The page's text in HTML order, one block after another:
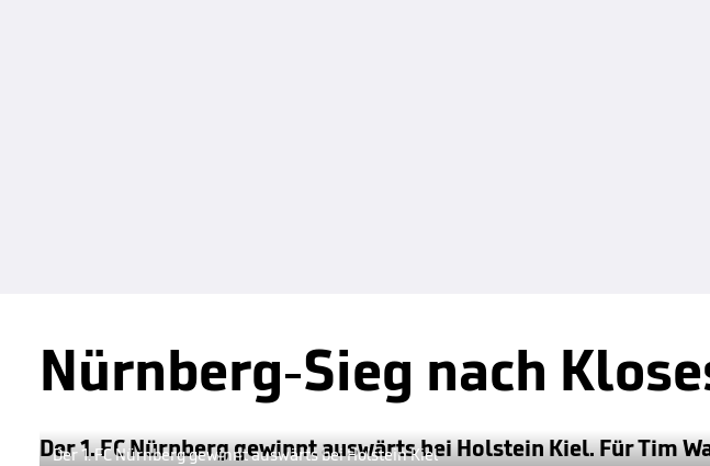
Nürnberg-Sieg nach
Der 1. FC Nürnberg gewinnt auswärts bei Holstein Kiel. Für Tim
Der 1. FC Nürnberg gewinnt auswärts bei Holstein Kiel